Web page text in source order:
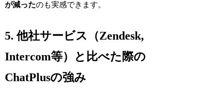
が減ったのも実感できます。
5. 他社サービス（Zendesk,
Intercom等）と比べた際の
ChatPlusの強み